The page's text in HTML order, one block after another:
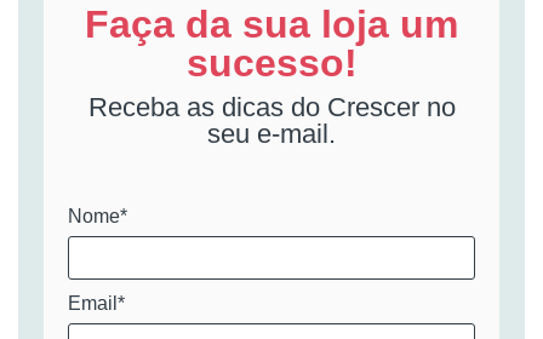
Faça da sua loja um
sucesso!
Receba as dicas do Crescer no
seu e-mail.
Nome*
Email*